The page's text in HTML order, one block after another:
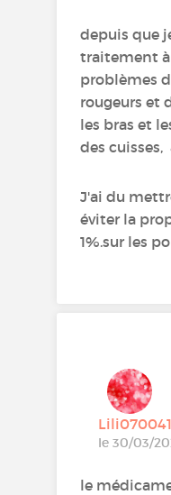
depuis que
traitement à
problèmes
rougeurs et
les bras et
des cuisses,
J'ai du
éviter la
1%.sur les
le 30/03/
le